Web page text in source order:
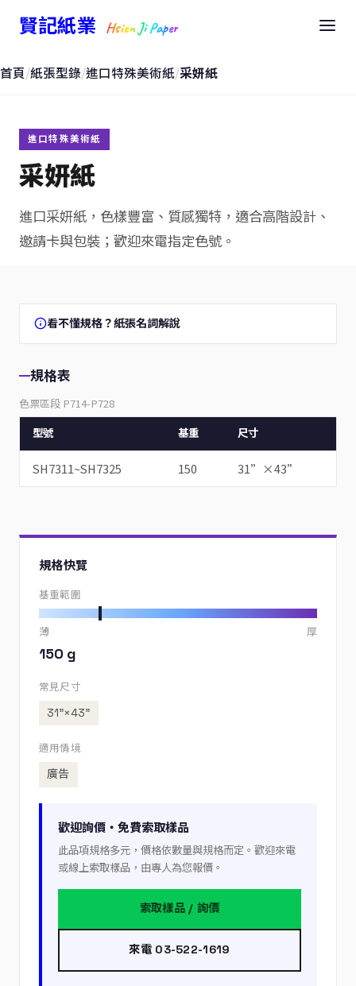
賢記紙業 Hsien Ji Paper
首頁/紙張型錄/進口特殊美術紙/采妍紙
進口特殊美術紙
采妍紙
進口采妍紙，色樣豐富、質感獨特，適合高階設計、
邀請卡與包裝；歡迎來電指定色號。
看不懂規格？紙張名詞解說
規格表
色票區段 P714-P728
型號 基重 尺寸
SH7311~SH7325 150 31”×43”
規格快覽
基重範圍
薄 厚
150 g
常見尺寸
31”×43”
適用情境
廣告
歡迎詢價・免費索取樣品
此品項規格多元，價格依數量與規格而定。歡迎來電
或線上索取樣品，由專人為您報價。
索取樣品 / 詢價
來電 03-522-1619